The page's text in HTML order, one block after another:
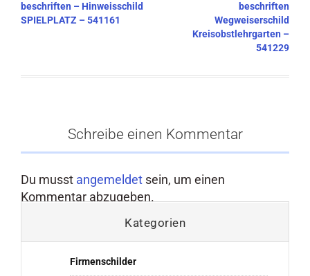
beschriften – Hinweisschild
SPIELPLATZ – 541161
beschriften
Wegweiserschild
Kreisobstlehrgarten –
541229
Schreibe einen Kommentar
Du musst angemeldet sein, um einen
Kommentar abzugeben.
Kategorien
Firmenschilder